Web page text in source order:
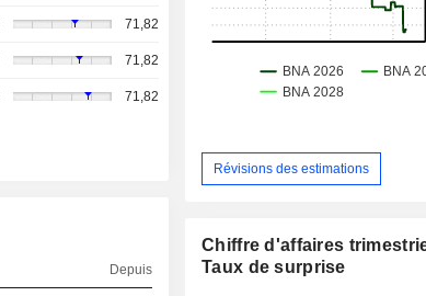
71,82
71,82
71,82
Depuis
Révisions des estimations
Chiffre d'affaires
Taux de surprise